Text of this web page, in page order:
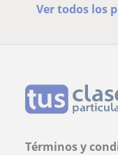
Ver todos los
Términos y